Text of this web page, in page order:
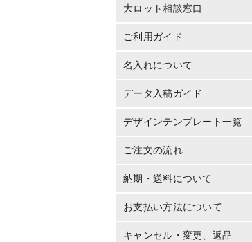
大ロット相談窓口
ご利用ガイド
名入れについて
データ入稿ガイド
デザインテンプレート一覧
ご注文の流れ
納期・送料について
お支払い方法について
キャンセル・変更、返品